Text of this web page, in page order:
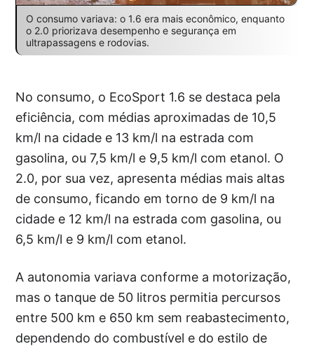
O consumo variava: o 1.6 era mais econômico, enquanto
o 2.0 priorizava desempenho e segurança em
ultrapassagens e rodovias.
No consumo, o EcoSport 1.6 se destaca pela
eficiência, com médias aproximadas de 10,5
km/l na cidade e 13 km/l na estrada com
gasolina, ou 7,5 km/l e 9,5 km/l com etanol. O
2.0, por sua vez, apresenta médias mais altas
de consumo, ficando em torno de 9 km/l na
cidade e 12 km/l na estrada com gasolina, ou
6,5 km/l e 9 km/l com etanol.
A autonomia variava conforme a motorização,
mas o tanque de 50 litros permitia percursos
entre 500 km e 650 km sem reabastecimento,
dependendo do combustível e do estilo de